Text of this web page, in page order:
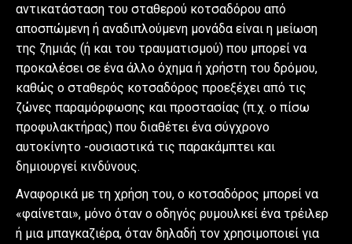
αντικατάσταση του σταθερού κοτσαδόρου από
αποσπώμενη ή αναδιπλούμενη μονάδα είναι η μείωση
της ζημιάς (ή και του τραυματισμού) που μπορεί να
προκαλέσει σε ένα άλλο όχημα ή χρήστη του δρόμου,
καθώς ο σταθερός κοτσαδόρος προεξέχει από τις
ζώνες παραμόρφωσης και προστασίας (π.χ. ο πίσω
προφυλακτήρας) που διαθέτει ένα σύγχρονο
αυτοκίνητο -ουσιαστικά τις παρακάμπτει και
δημιουργεί κινδύνους.
Αναφορικά με τη χρήση του, ο κοτσαδόρος μπορεί να
«φαίνεται», μόνο όταν ο οδηγός ρυμουλκεί ένα τρέιλερ
ή μια μπαγκαζιέρα, όταν δηλαδή τον χρησιμοποιεί για